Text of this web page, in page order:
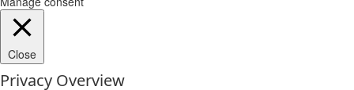
Close
Privacy Overview